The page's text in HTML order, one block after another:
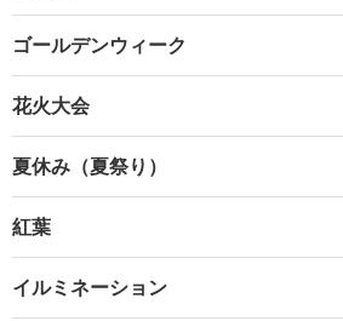
ゴールデンウィーク
花火大会
夏休み（夏祭り）
紅葉
イルミネーション